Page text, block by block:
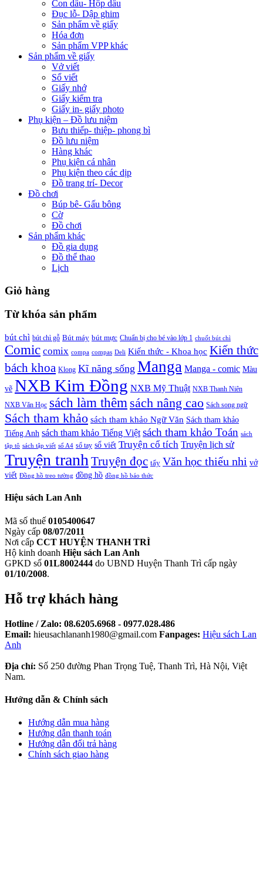
Con dấu- Hộp dấu
Đục lỗ- Dập ghim
Sản phẩm về giấy
Hóa đơn
Sản phẩm VPP khác
Sản phẩm về giấy
Vở viết
Sổ viết
Giấy nhớ
Giấy kiểm tra
Giấy in- giấy photo
Phụ kiện – Đồ lưu niệm
Bưu thiếp- thiệp- phong bì
Đồ lưu niệm
Hàng khác
Phụ kiện cá nhân
Phụ kiện theo các dịp
Đồ trang trí- Decor
Đồ chơi
Búp bê- Gấu bông
Cờ
Đồ chơi
Sản phẩm khác
Đồ gia dụng
Đồ thể thao
Lịch
Giỏ hàng
Từ khóa sản phẩm
bút chì bút chì gỗ Bút máy bút mực Chuẩn bị cho bé vào lớp 1 chuốt bút chì
Comic comix compa compas Deli Kiến thức - Khoa học Kiến thức
bách khoa Klong Kĩ năng sống Manga Manga - comic Màu
vẽ NXB Kim Đồng NXB Mỹ Thuật NXB Thanh Niên
NXB Văn Học sách làm thêm sách nâng cao Sách song ngữ
Sách tham khảo sách tham khảo Ngữ Văn Sách tham khảo
Tiếng Anh sách tham khảo Tiếng Việt sách tham khảo Toán sách
tập tô sách tập viết sổ A4 sổ tay sổ viết Truyện cổ tích Truyện lịch sử
Truyện tranh Truyện đọc tẩy Văn học thiếu nhi vở
viết Đồng hồ treo tường đồng hồ đồng hồ báo thức
Hiệu sách Lan Anh
Mã số thuế 0105400647
Ngày cấp 08/07/2011
Nơi cấp CCT HUYỆN THANH TRÌ
Hộ kinh doanh Hiệu sách Lan Anh
GPKD số 01L8002444 do UBND Huyện Thanh Trì cấp ngày
01/10/2008.
Hỗ trợ khách hàng
Hotline / Zalo: 08.6205.6968 - 0977.028.486
Email: hieusachlananh1980@gmail.com Fanpages: Hiệu sách Lan
Anh
Địa chỉ: Số 250 đường Phan Trọng Tuệ, Thanh Trì, Hà Nội, Việt
Nam.
Hướng dẫn & Chính sách
Hướng dẫn mua hàng
Hướng dẫn thanh toán
Hướng dẫn đổi trả hàng
Chính sách giao hàng